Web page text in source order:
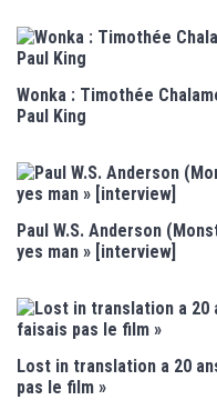
Wonka : Timothée
Paul King
Paul W.S. Anderson
yes man » [interview]
Lost in translation a 20
pas le film »